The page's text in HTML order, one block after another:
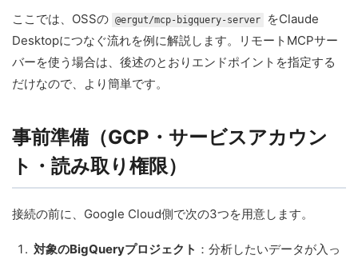
ここでは、OSSの @ergut/mcp-bigquery-server
をClaude
Desktopにつなぐ流れを例に解説します。リモートMCPサー
バーを使う場合は、後述のとおりエンドポイントを指定する
だけなので、より簡単です。
事前準備（GCP・サービスアカウン
ト・読み取り権限）
接続の前に、Google Cloud側で次の3つを用意します。
対象のBigQueryプロジェクト ：分析したいデータが入っ